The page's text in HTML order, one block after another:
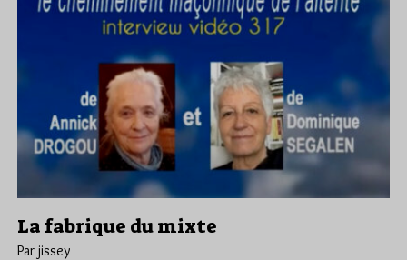
La fabrique du mixte
Par jissey